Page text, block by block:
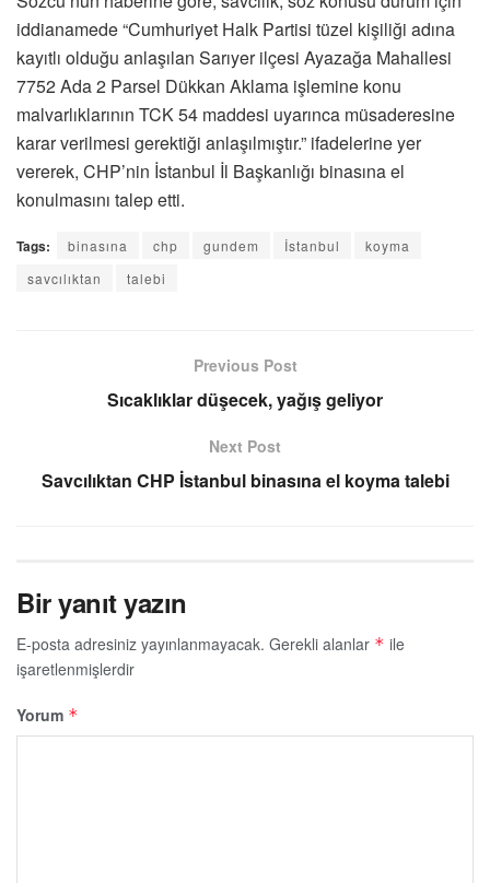
iddianamede “Cumhuriyet Halk Partisi tüzel kişiliği adına
kayıtlı olduğu anlaşılan Sarıyer ilçesi Ayazağa Mahallesi
7752 Ada 2 Parsel Dükkan Aklama işlemine konu
malvarlıklarının TCK 54 maddesi uyarınca müsaderesine
karar verilmesi gerektiği anlaşılmıştır.” ifadelerine yer
vererek, CHP’nin İstanbul İl Başkanlığı binasına el
konulmasını talep etti.
Tags: binasına chp gundem İstanbul
koyma
savcılıktan
talebi
Previous Post
Sıcaklıklar düşecek, yağış geliyor
Next Post
Savcılıktan CHP İstanbul binasına el koyma talebi
Bir yanıt yazın
E-posta adresiniz yayınlanmayacak. Gerekli alanlar * ile
işaretlenmişlerdir
Yorum *